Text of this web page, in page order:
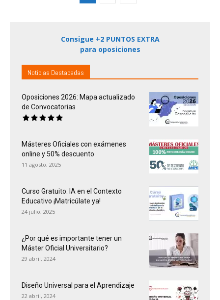
Consigue +2 PUNTOS EXTRA
para oposiciones
Noticias Destacadas
Oposiciones 2026: Mapa actualizado
de Convocatorias
Másteres Oficiales con exámenes
online y 50% descuento
11 agosto, 2025
Curso Gratuito: IA en el Contexto
Educativo ¡Matricúlate ya!
24 julio, 2025
¿Por qué es importante tener un
Máster Oficial Universitario?
29 abril, 2024
Diseño Universal para el Aprendizaje
22 abril, 2024